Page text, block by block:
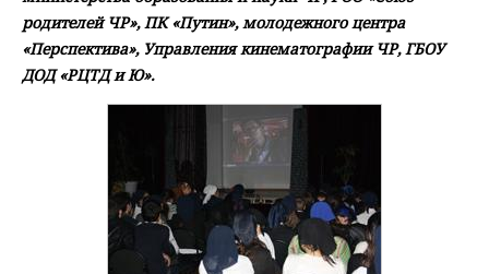
родителей ЧР», ПК «Путин», молодежного центра
«Перспектива», Управления кинематографии ЧР, ГБОУ
ДОД «РЦТД и Ю».